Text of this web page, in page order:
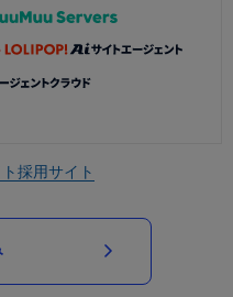
採用サイト